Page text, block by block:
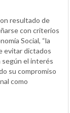
resultado de
con criterios
Social, “la
evitar dictados
según el interés
su compromiso
como